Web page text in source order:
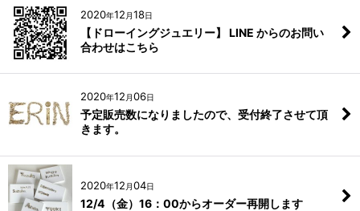
2020年12 月18日
【ドローイングジュエリー】 LINE からのお問い
合わせはこちら
2020年12 月06日
予定販売数になりましたので、受付終了させて頂
きます。
2020年12 月04日
12/4（金）16：00からオーダー再開します